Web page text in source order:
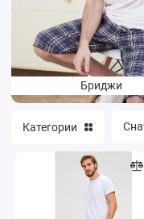
Бриджи
Категории